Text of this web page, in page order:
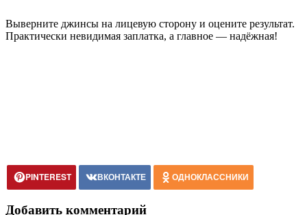
Выверните джинсы на лицевую сторону и оцените результат.
Практически невидимая заплатка, а главное — надёжная!
PINTEREST ВКОНТАКТЕ ОДНОКЛАССНИКИ
Добавить комментарий